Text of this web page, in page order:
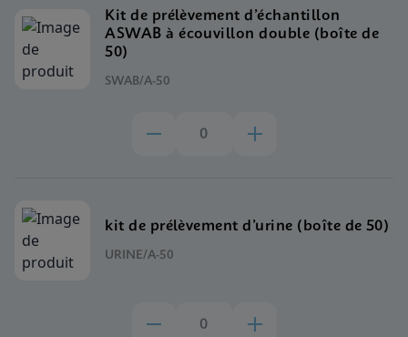
Kit de prélèvement d’échantillon
ASWAB à écouvillon double (boîte de
50)
SWAB/A-50
kit de prélèvement d’urine (boîte de 50)
URINE/A-50